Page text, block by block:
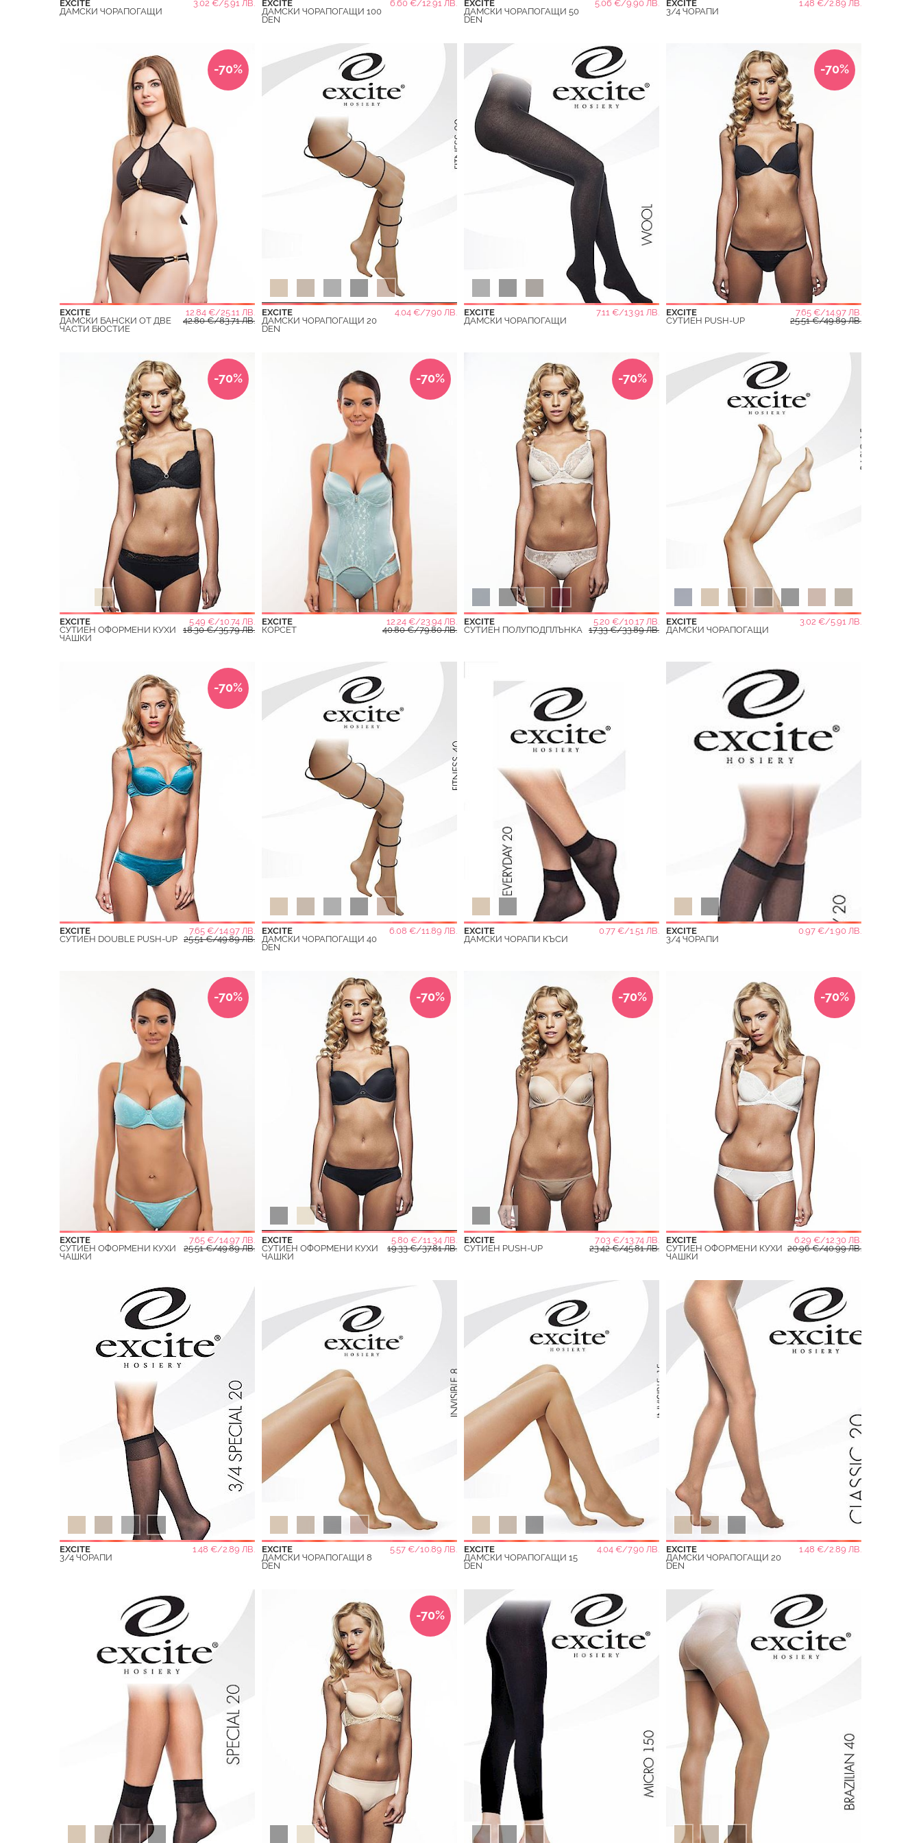
EXCITE
3.02 €/5.91 ЛВ.
ДАМСКИ ЧОРАПОГАЩИ
EXCITE
6.60 €/12.91 ЛВ.
ДАМСКИ ЧОРАПОГАЩИ 100
DEN
EXCITE
5.06 €/9.90 ЛВ.
ДАМСКИ ЧОРАПОГАЩИ 50
DEN
EXCITE
1.48 €/2.89 ЛВ.
3/4 ЧОРАПИ
-70%
EXCITE
12.84 €/25.11 ЛВ.
ДАМСКИ БАНСКИ ОТ ДВЕ
ЧАСТИ БЮСТИЕ
42.80 €/83.71 ЛВ.
EXCITE
4.04 €/7.90 ЛВ.
ДАМСКИ ЧОРАПОГАЩИ 20
DEN
EXCITE
7.11 €/13.91 ЛВ.
ДАМСКИ ЧОРАПОГАЩИ
-70%
EXCITE
7.65 €/14.97 ЛВ.
СУТИЕН PUSH-UP
25.51 €/49.89 ЛВ.
-70%
EXCITE
5.49 €/10.74 ЛВ.
СУТИЕН ОФОРМЕНИ КУХИ
ЧАШКИ
18.30 €/35.79 ЛВ.
-70%
EXCITE
12.24 €/23.94 ЛВ.
КОРСЕТ
40.80 €/79.80 ЛВ.
-70%
EXCITE
5.20 €/10.17 ЛВ.
СУТИЕН ПОЛУПОДПЛЪНКА
17.33 €/33.89 ЛВ.
EXCITE
3.02 €/5.91 ЛВ.
ДАМСКИ ЧОРАПОГАЩИ
-70%
EXCITE
7.65 €/14.97 ЛВ.
СУТИЕН DOUBLE PUSH-UP 25.51 €/49.89 ЛВ.
EXCITE
6.08 €/11.89 ЛВ.
ДАМСКИ ЧОРАПОГАЩИ 40
DEN
EXCITE
0.77 €/1.51 ЛВ.
ДАМСКИ ЧОРАПИ КЪСИ
EXCITE
0.97 €/1.90 ЛВ.
3/4 ЧОРАПИ
-70%
EXCITE
7.65 €/14.97 ЛВ.
СУТИЕН ОФОРМЕНИ КУХИ
ЧАШКИ
25.51 €/49.89 ЛВ.
-70%
EXCITE
5.80 €/11.34 ЛВ.
СУТИЕН ОФОРМЕНИ КУХИ
ЧАШКИ
19.33 €/37.81 ЛВ.
-70%
EXCITE
7.03 €/13.74 ЛВ.
СУТИЕН PUSH-UP
23.42 €/45.81 ЛВ.
-70%
EXCITE
6.29 €/12.30 ЛВ.
СУТИЕН ОФОРМЕНИ КУХИ
ЧАШКИ
20.96 €/40.99 ЛВ.
EXCITE
1.48 €/2.89 ЛВ.
3/4 ЧОРАПИ
EXCITE
5.57 €/10.89 ЛВ.
ДАМСКИ ЧОРАПОГАЩИ 8
DEN
EXCITE
4.04 €/7.90 ЛВ.
ДАМСКИ ЧОРАПОГАЩИ 15
DEN
EXCITE
1.48 €/2.89 ЛВ.
ДАМСКИ ЧОРАПОГАЩИ 20
DEN
-70%